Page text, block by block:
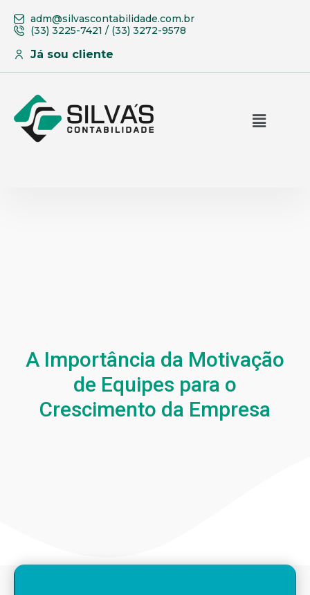
adm@silvascontabilidade.com.br
(33) 3225-7421 / (33) 3272-9578
Já sou cliente
A Importância da Motivação
de Equipes para o
Crescimento da Empresa